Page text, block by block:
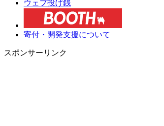
ウェブ投げ銭
寄付・開発支援について
スポンサーリンク